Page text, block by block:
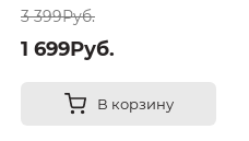
3 399Руб.
1 699Руб.
В корзину